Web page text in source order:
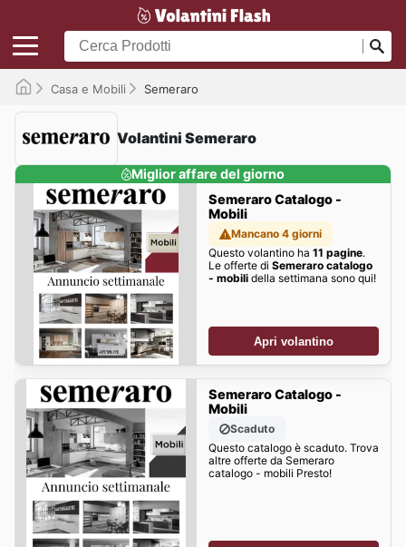
Casa e Mobili Semeraro
Volantini Semeraro
Miglior affare del giorno
Semeraro Catalogo -
Mobili
Mancano 4 giorni
Questo volantino ha 11 pagine.
Le offerte di Semeraro catalogo
- mobilidella settimana sono qui!
Apri volantino
Semeraro Catalogo -
Mobili
Scaduto
Questo catalogo è scaduto. Trova
altre offerte da Semeraro
catalogo - mobili Presto!